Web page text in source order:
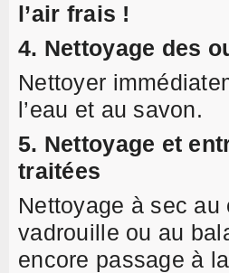
l’air frais !
4. Nettoyage des
Nettoyer
l’eau et au savon.
5. Nettoyage et
traitées
Nettoyage à sec au
vadrouille ou au
encore passage à